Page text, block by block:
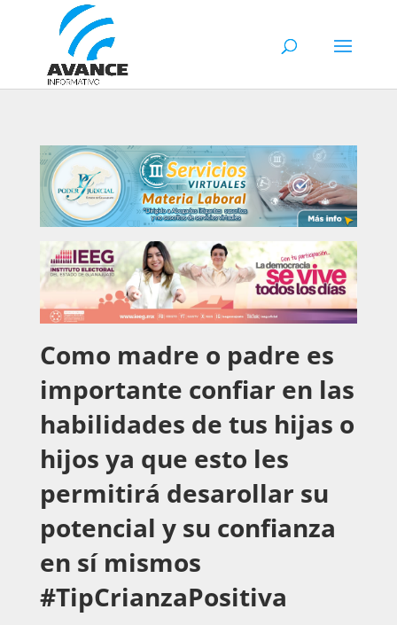
Como madre o padre es
importante confiar en las
habilidades de tus hijas o
hijos ya que esto les
permitirá desarollar su
potencial y su confianza
en sí mismos
#TipCrianzaPositiva